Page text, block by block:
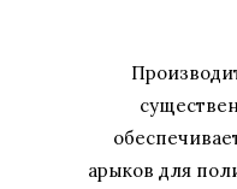
арыков для